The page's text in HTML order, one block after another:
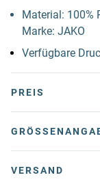
Material: 100%
Marke: JAKO
Verfügbare
PREIS
VERSAND